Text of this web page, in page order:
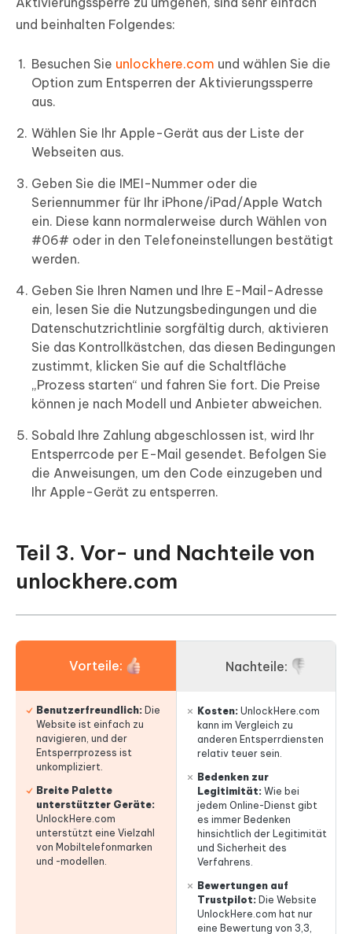
und beinhalten Folgendes:
Besuchen Sie unlockhere.com und wählen Sie die
Option zum Entsperren der Aktivierungssperre
aus.
Wählen Sie Ihr Apple-Gerät aus der Liste der
Webseiten aus.
Geben Sie die IMEI-Nummer oder die
Seriennummer für Ihr iPhone/iPad/Apple Watch
ein. Diese kann normalerweise durch Wählen von
#06# oder in den Telefoneinstellungen bestätigt
werden.
Geben Sie Ihren Namen und Ihre E-Mail-Adresse
ein, lesen Sie die Nutzungsbedingungen und die
Datenschutzrichtlinie sorgfältig durch, aktivieren
Sie das Kontrollkästchen, das diesen Bedingungen
zustimmt, klicken Sie auf die Schaltfläche
„Prozess starten“ und fahren Sie fort. Die Preise
können je nach Modell und Anbieter abweichen.
Sobald Ihre Zahlung abgeschlossen ist, wird Ihr
Entsperrcode per E-Mail gesendet. Befolgen Sie
die Anweisungen, um den Code einzugeben und
Ihr Apple-Gerät zu entsperren.
Teil 3. Vor- und Nachteile von
unlockhere.com
Vorteile:
Benutzerfreundlich: Die
Website ist einfach zu
navigieren, und der
Entsperrprozess ist
unkompliziert.
Breite Palette
unterstützter Geräte:
UnlockHere.com
unterstützt eine Vielzahl
von Mobiltelefonmarken
und -modellen.
Nachteile:
Kosten: UnlockHere.com
kann im Vergleich zu
anderen Entsperrdiensten
relativ teuer sein.
Bedenken zur
Legitimität: Wie bei
jedem Online-Dienst gibt
es immer Bedenken
hinsichtlich der Legitimität
und Sicherheit des
Verfahrens.
Bewertungen auf
Trustpilot: Die Website
UnlockHere.com hat nur
eine Bewertung von 3,3,